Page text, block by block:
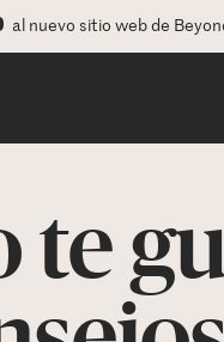
al nuevo sitio web de
te